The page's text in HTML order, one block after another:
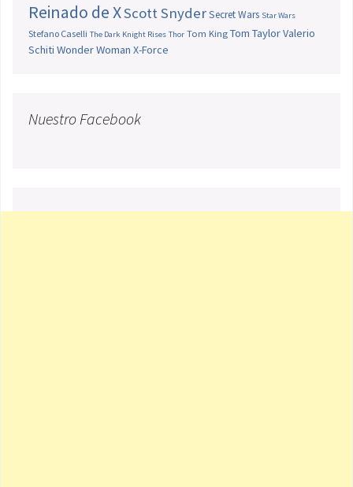
Reinado de XScott SnyderSecret Wars Star Wars
Stefano Caselli The Dark Knight Rises Thor Tom King Tom TaylorValerio
Schiti Wonder Woman X-Force
Nuestro Facebook